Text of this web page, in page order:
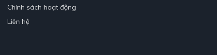
Chính sách hoạt động
Liên hệ